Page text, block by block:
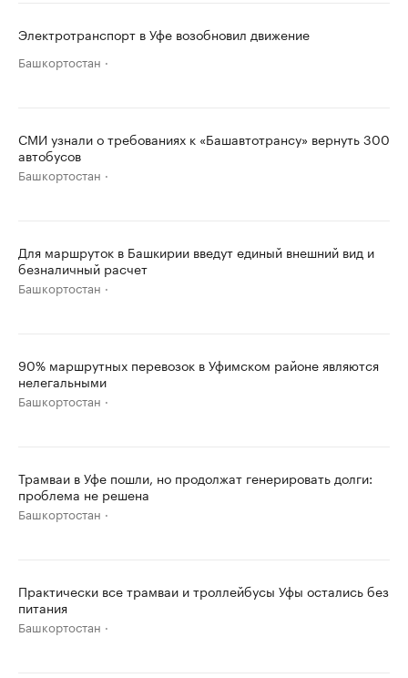
Электротранспорт в Уфе возобновил движение
Башкортостан
СМИ узнали о требованиях к «Башавтотрансу» вернуть 300
автобусов
Башкортостан
Для маршруток в Башкирии введут единый внешний вид и
безналичный расчет
Башкортостан
90% маршрутных перевозок в Уфимском районе являются
нелегальными
Башкортостан
Трамваи в Уфе пошли, но продолжат генерировать долги:
проблема не решена
Башкортостан
Практически все трамваи и троллейбусы Уфы остались без
питания
Башкортостан